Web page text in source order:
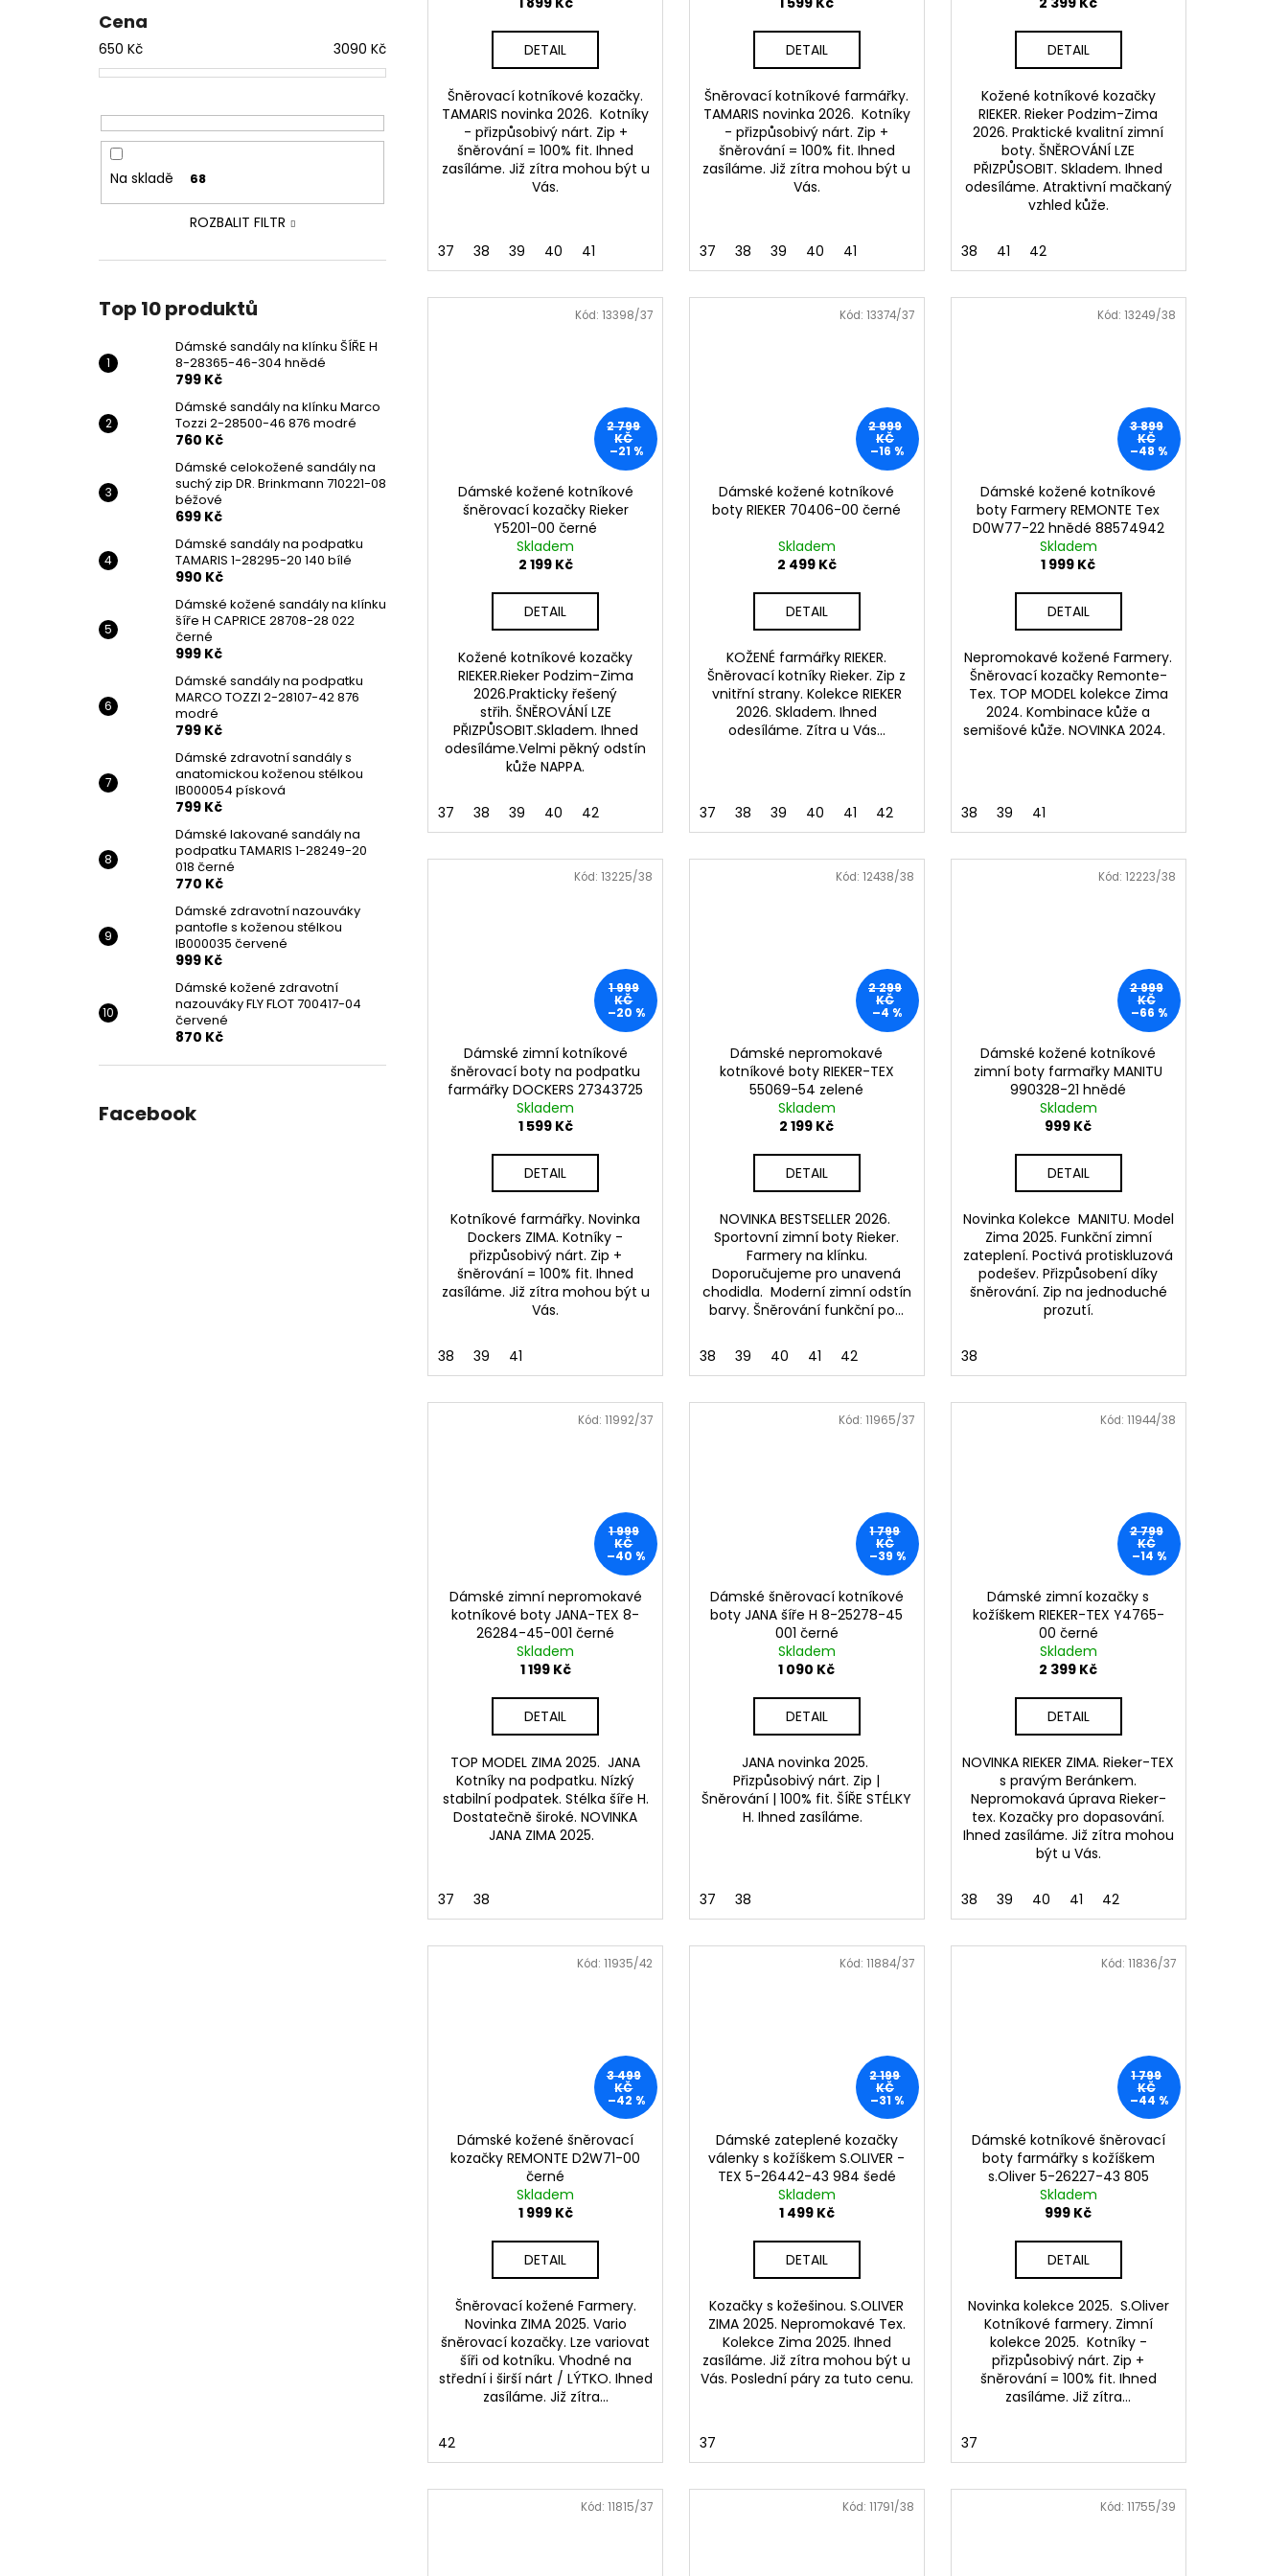
Cena
650 Kč 3090 Kč
Na skladě 68
ROZBALIT FILTR
Top 10 produktů
Dámské sandály na klínku ŠÍŘE H
8-28365-46-304 hnědé
799 Kč
Dámské sandály na klínku Marco
Tozzi 2-28500-46 876 modré
760 Kč
Dámské celokožené sandály na
suchý zip DR. Brinkmann 710221-08
béžové
699 Kč
Dámské sandály na podpatku
TAMARIS 1-28295-20 140 bílé
990 Kč
Dámské kožené sandály na klínku
šíře H CAPRICE 28708-28 022
černé
999 Kč
Dámské sandály na podpatku
MARCO TOZZI 2-28107-42 876
modré
799 Kč
Dámské zdravotní sandály s
anatomickou koženou stélkou
IB000054 písková
799 Kč
Dámské lakované sandály na
podpatku TAMARIS 1-28249-20
018 černé
770 Kč
Dámské zdravotní nazouváky
pantofle s koženou stélkou
IB000035 červené
999 Kč
Dámské kožené zdravotní
nazouváky FLY FLOT 700417-04
červené
870 Kč
Facebook
DETAIL
Šněrovací kotníkové kozačky.
TAMARIS novinka 2026. Kotníky
- přizpůsobivý nárt. Zip +
šněrování = 100% fit. Ihned
zasíláme. Již zítra mohou být u
Vás.
37 38 39 40 41
DETAIL
Šněrovací kotníkové farmářky.
TAMARIS novinka 2026. Kotníky
- přizpůsobivý nárt. Zip +
šněrování = 100% fit. Ihned
zasíláme. Již zítra mohou být u
Vás.
37 38 39 40 41
DETAIL
Kožené kotníkové kozačky
RIEKER. Rieker Podzim-Zima
2026. Praktické kvalitní zimní
boty. ŠNĚROVÁNÍ LZE
PŘIZPŮSOBIT. Skladem. Ihned
odesíláme. Atraktivní mačkaný
vzhled kůže.
38 41 42
2 799
KČ
–21 %
Dámské kožené kotníkové
šněrovací kozačky Rieker
Y5201-00 černé
Skladem
2 199 Kč
DETAIL
Kožené kotníkové kozačky
RIEKER.Rieker Podzim-Zima
2026.Prakticky řešený
střih. ŠNĚROVÁNÍ LZE
PŘIZPŮSOBIT.Skladem. Ihned
odesíláme.Velmi pěkný odstín
kůže NAPPA.
37 38 39 40 42
Kód:13398/37
2 999
KČ
–16 %
Dámské kožené kotníkové
boty RIEKER 70406-00 černé
Skladem
2 499 Kč
DETAIL
KOŽENÉ farmářky RIEKER.
Šněrovací kotníky Rieker. Zip z
vnitřní strany. Kolekce RIEKER
2026. Skladem. Ihned
odesíláme. Zítra u Vás...
37 38 39 40 41 42
Kód: 13374/37
3 899
KČ
–48 %
Dámské kožené kotníkové
boty Farmery REMONTE Tex
D0W77-22 hnědé 88574942
Skladem
1 999 Kč
DETAIL
Nepromokavé kožené Farmery.
Šněrovací kozačky Remonte-
Tex. TOP MODEL kolekce Zima
2024. Kombinace kůže a
semišové kůže. NOVINKA 2024.
38 39 41
Kód: 13249/38
1 999
KČ
–20 %
Dámské zimní kotníkové
šněrovací boty na podpatku
farmářky DOCKERS 27343725
pískové
Skladem
1 599 Kč
DETAIL
Kotníkové farmářky. Novinka
Dockers ZIMA. Kotníky -
přizpůsobivý nárt. Zip +
šněrování = 100% fit. Ihned
zasíláme. Již zítra mohou být u
Vás.
38 39 41
Kód:13225/38
2 299
KČ
–4 %
Dámské nepromokavé
kotníkové boty RIEKER-TEX
55069-54 zelené
Skladem
2 199 Kč
DETAIL
NOVINKA BESTSELLER 2026.
Sportovní zimní boty Rieker.
Farmery na klínku.
Doporučujeme pro unavená
chodidla. Moderní zimní odstín
barvy. Šněrování funkční po...
38 39 40 41 42
Kód: 12438/38
2 999
KČ
–66 %
Dámské kožené kotníkové
zimní boty farmařky MANITU
990328-21 hnědé
Skladem
999 Kč
DETAIL
Novinka Kolekce MANITU. Model
Zima 2025. Funkční zimní
zateplení. Poctivá protiskluzová
podešev. Přizpůsobení díky
šněrování. Zip na jednoduché
prozutí.
38
Kód: 12223/38
1 999
KČ
–40 %
Dámské zimní nepromokavé
kotníkové boty JANA-TEX 8-
26284-45-001 černé
Skladem
1 199 Kč
DETAIL
TOP MODEL ZIMA 2025. JANA
Kotníky na podpatku. Nízký
stabilní podpatek. Stélka šíře H.
Dostatečně široké. NOVINKA
JANA ZIMA 2025.
37 38
Kód:11992/37
1 799
KČ
–39 %
Dámské šněrovací kotníkové
boty JANA šíře H 8-25278-45
001 černé
Skladem
1 090 Kč
DETAIL
JANA novinka 2025.
Přizpůsobivý nárt. Zip |
Šněrování | 100% fit. ŠÍŘE STÉLKY
H. Ihned zasíláme.
37 38
Kód: 11965/37
2 799
KČ
–14 %
Dámské zimní kozačky s
kožíškem RIEKER-TEX Y4765-
00 černé
Skladem
2 399 Kč
DETAIL
NOVINKA RIEKER ZIMA. Rieker-TEX
s pravým Beránkem.
Nepromokavá úprava Rieker-
tex. Kozačky pro dopasování.
Ihned zasíláme. Již zítra mohou
být u Vás.
38 39 40 41 42
Kód: 11944/38
3 499
KČ
–42 %
Dámské kožené šněrovací
kozačky REMONTE D2W71-00
černé
Skladem
1 999 Kč
DETAIL
Šněrovací kožené Farmery.
Novinka ZIMA 2025. Vario
šněrovací kozačky. Lze variovat
šíři od kotníku. Vhodné na
střední i širší nárt / LÝTKO. Ihned
zasíláme. Již zítra...
42
Kód:11935/42
2 199
KČ
–31 %
Dámské zateplené kozačky
válenky s kožíškem S.OLIVER -
TEX 5-26442-43 984 šedé
Skladem
1 499 Kč
DETAIL
Kozačky s kožešinou. S.OLIVER
ZIMA 2025. Nepromokavé Tex.
Kolekce Zima 2025. Ihned
zasíláme. Již zítra mohou být u
Vás. Poslední páry za tuto cenu.
37
Kód: 11884/37
1 799
KČ
–44 %
Dámské kotníkové šněrovací
boty farmářky s kožíškem
s.Oliver 5-26227-43 805
modré
Skladem
999 Kč
DETAIL
Novinka kolekce 2025. S.Oliver
Kotníkové farmery. Zimní
kolekce 2025. Kotníky -
přizpůsobivý nárt. Zip +
šněrování = 100% fit. Ihned
zasíláme. Již zítra...
37
Kód: 11836/37
Kód:11815/37 Kód: 11791/38 Kód: 11755/39